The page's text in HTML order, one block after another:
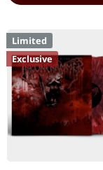
Limited
Exclusive